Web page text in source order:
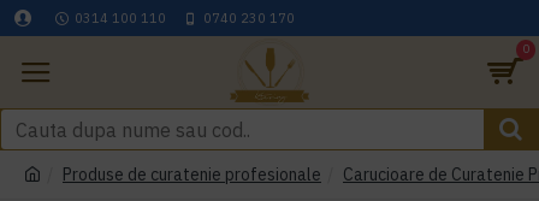
0314 100 110 0740 230 170
0
Produse de curatenie profesionale Carucioare de Curatenie